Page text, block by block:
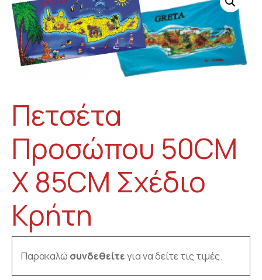
Πετσέτα
Προσώπου 50CM
X 85CM Σχέδιο
Κρήτη
Παρακαλώ συνδεθείτεγια να δείτε τις τιμές.